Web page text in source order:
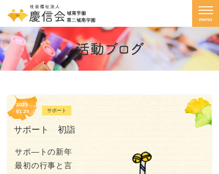
2025
01.29
サポート
サポート 初詣
サポ―トの新年
最初の行事と言
menu